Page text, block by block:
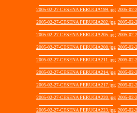
2005-02-27-CESENA PERUGIA199.jpg 2005-02-
2005-02-27-CESENA PERUGIA202.jpg 2005-02-
2005-02-27-CESENA PERUGIA205.jpg 2005-02-
2005-02-27-CESENA PERUGIA208.jpg 2005-02-
2005-02-27-CESENA PERUGIA211.jpg 2005-02-
2005-02-27-CESENA PERUGIA214.jpg 2005-02-
2005-02-27-CESENA PERUGIA217.jpg 2005-02-
2005-02-27-CESENA PERUGIA220.jpg 2005-02-
2005-02-27-CESENA PERUGIA223.jpg 2005-02-